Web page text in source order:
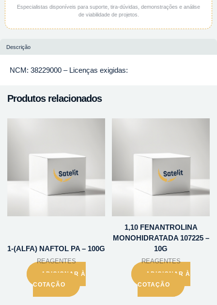
Especialistas disponíveis para suporte, tira-dúvidas, demonstrações e análise
de viabilidade de projetos.
Descrição
NCM: 38229000 – Licenças exigidas:
Produtos relacionados
1-(ALFA) NAFTOL PA – 100G
REAGENTES
ADICIONAR À
COTAÇÃO
1,10 FENANTROLINA
MONOHIDRATADA 107225 –
10G
REAGENTES
ADICIONAR À
COTAÇÃO